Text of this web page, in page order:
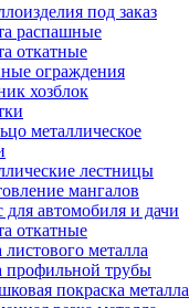
под заказ
распашные
откатные
ограждения
хозблок
металлическое
лестницы
мангалов
для автомобиля и дачи
откатные
листового металла
профильной трубы
покраска металла